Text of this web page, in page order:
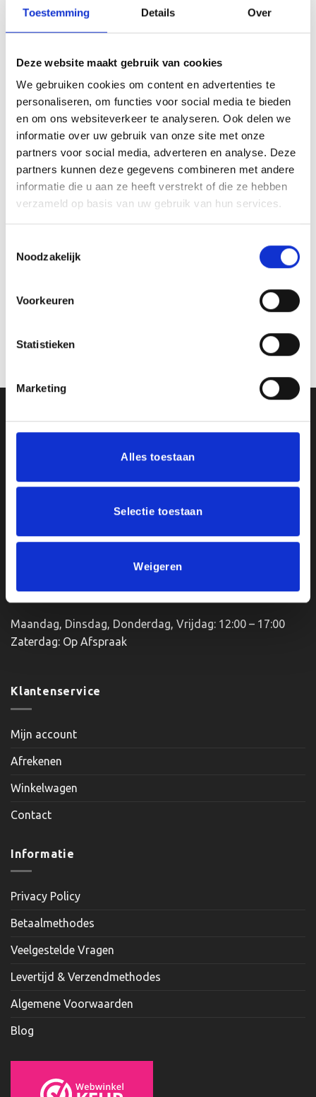
Toestemming Details Over
Deze website maakt gebruik van cookies
We gebruiken cookies om content en advertenties te
personaliseren, om functies voor social media te bieden
en om ons websiteverkeer te analyseren. Ook delen we
informatie over uw gebruik van onze site met onze
partners voor social media, adverteren en analyse. Deze
partners kunnen deze gegevens combineren met andere
informatie die u aan ze heeft verstrekt of die ze hebben
verzameld op basis van uw gebruik van hun services.
Noodzakelijk
Voorkeuren
Statistieken
Marketing
Alles toestaan
Selectie toestaan
Weigeren
HOOGTE 10 cm, 13 cm, 15 cm
GERELATEERDE PRODUCTEN
Toevoegen
verlanglijst
Bestellen
Toevoegen
verlanglijst
Beeld FG255 (10 cm)
Van Zanden Sportprijzen
4901KM Oosterhout
Openingstijden:
Maandag, Dinsdag, Donderdag, Vrijdag: 12:00 – 17:00
Zaterdag: Op Afspraak
Klantenservice
Mijn account
Afrekenen
Winkelwagen
Contact
Informatie
Privacy Policy
Betaalmethodes
Veelgestelde Vragen
Levertijd & Verzendmethodes
Algemene Voorwaarden
Blog